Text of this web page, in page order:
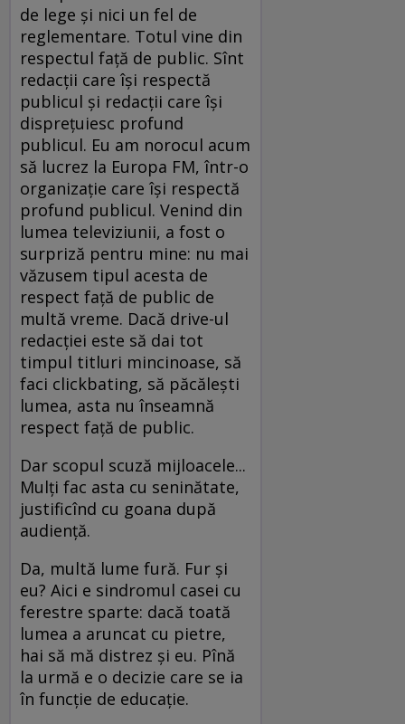
de lege și nici un fel de
reglementare. Totul vine din
respectul față de public. Sînt
redacții care își respectă
publicul și redacții care își
disprețuiesc profund
publicul. Eu am norocul acum
să lucrez la Europa FM, într-o
organizație care își respectă
profund publicul. Venind din
lumea televiziunii, a fost o
surpriză pentru mine: nu mai
văzusem tipul acesta de
respect față de public de
multă vreme. Dacă drive-ul
redacției este să dai tot
timpul titluri mincinoase, să
faci clickbating, să păcălești
lumea, asta nu înseamnă
respect față de public.
Dar scopul scuză mijloacele...
Mulți fac asta cu seninătate,
justificînd cu goana după
audiență.
Da, multă lume fură. Fur și
eu? Aici e sindromul casei cu
ferestre sparte: dacă toată
lumea a aruncat cu pietre,
hai să mă distrez și eu. Pînă
la urmă e o decizie care se ia
în funcție de educație.